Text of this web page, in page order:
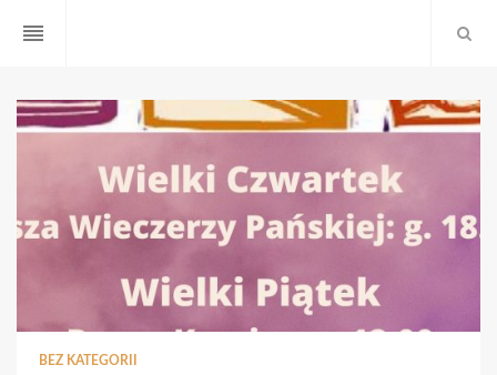
reorder
BEZ KATEGORII